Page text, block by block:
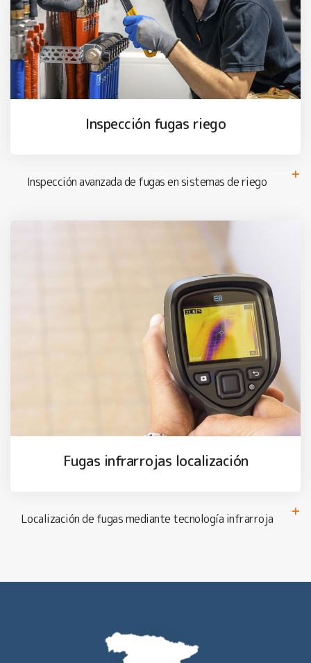
Inspección fugas riego
Inspección avanzada de fugas en sistemas de riego
Fugas infrarrojas localización
Localización de fugas mediante tecnología infrarroja